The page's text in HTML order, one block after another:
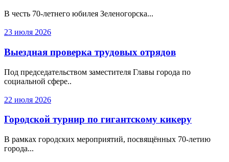
В честь 70-летнего юбилея Зеленогорска...
23 июля 2026
Выездная проверка трудовых отрядов
Под председательством заместителя Главы города по
социальной сфере..
22 июля 2026
Городской турнир по гигантскому кикеру
В рамках городских мероприятий, посвящённых 70-летию
города...